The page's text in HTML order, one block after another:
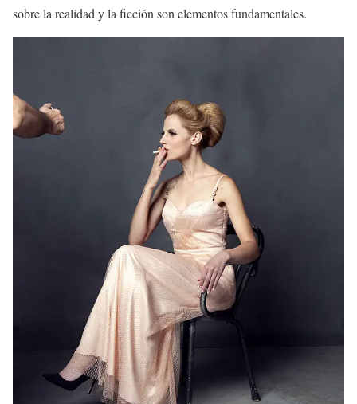
sobre la realidad y la ficción son elementos fundamentales.